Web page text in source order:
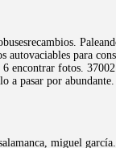
autovaciables para
encontrar fotos.
a pasar por
miguel